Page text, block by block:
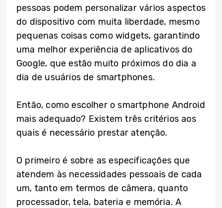
pessoas podem personalizar vários aspectos
do dispositivo com muita liberdade, mesmo
pequenas coisas como widgets, garantindo
uma melhor experiência de aplicativos do
Google, que estão muito próximos do dia a
dia de usuários de smartphones.
Então, como escolher o smartphone Android
mais adequado? Existem três critérios aos
quais é necessário prestar atenção.
O primeiro é sobre as especificações que
atendem às necessidades pessoais de cada
um, tanto em termos de câmera, quanto
processador, tela, bateria e memória. A